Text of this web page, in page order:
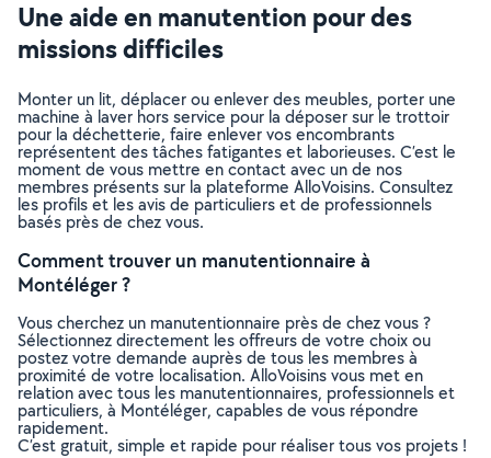
Une aide en manutention pour des
missions difficiles
Monter un lit, déplacer ou enlever des meubles, porter une
machine à laver hors service pour la déposer sur le trottoir
pour la déchetterie, faire enlever vos encombrants
représentent des tâches fatigantes et laborieuses. C’est le
moment de vous mettre en contact avec un de nos
membres présents sur la plateforme AlloVoisins. Consultez
les profils et les avis de particuliers et de professionnels
basés près de chez vous.
Comment trouver un manutentionnaire à
Montéléger ?
Vous cherchez un manutentionnaire près de chez vous ?
Sélectionnez directement les offreurs de votre choix ou
postez votre demande auprès de tous les membres à
proximité de votre localisation. AlloVoisins vous met en
relation avec tous les manutentionnaires, professionnels et
particuliers, à Montéléger, capables de vous répondre
rapidement.
C’est gratuit, simple et rapide pour réaliser tous vos projets !